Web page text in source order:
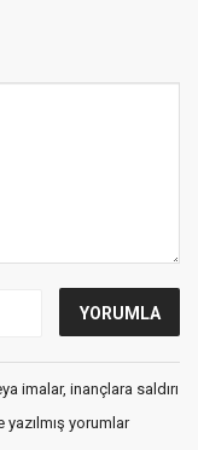
imalar, inançlara saldırı
yorumlar